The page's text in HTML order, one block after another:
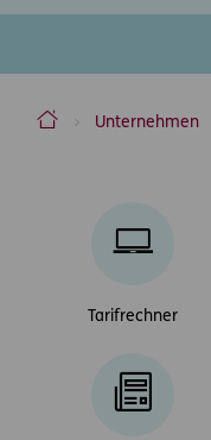
ERGOUnternehmen
Tarifrechner